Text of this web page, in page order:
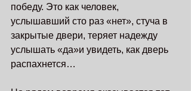
победу. Это как человек,
услышавший сто раз «нет», стуча в
закрытые двери, теряет надежду
услышать «да»и увидеть, как дверь
распахнется…